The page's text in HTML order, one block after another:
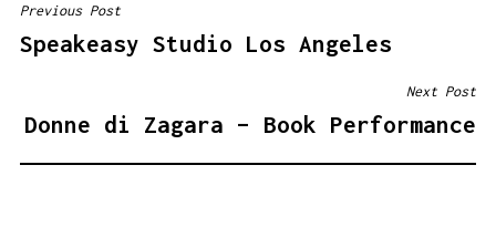
NAVIGAZIONE
ARTICOLI
Previous Post
Speakeasy Studio Los Angeles
Next Post
Donne di Zagara – Book Performance